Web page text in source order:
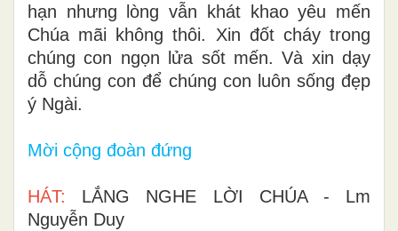
hạn nhưng lòng vẫn khát khao yêu mến
Chúa mãi không thôi. Xin đốt cháy trong
chúng con ngọn lửa sốt mến. Và xin dạy
dỗ chúng con để chúng con luôn sống đẹp
ý Ngài.
Mời cộng đoàn đứng
HÁT:
LẮNG NGHE LỜI CHÚA - Lm
Nguyễn Duy